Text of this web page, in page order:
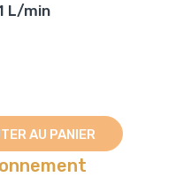
L/min
AU PANIER